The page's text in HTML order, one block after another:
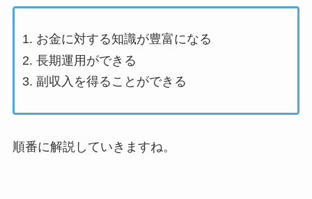
お金に対する知識が豊富になる
長期運用ができる
副収入を得ることができる
順番に解説していきますね。